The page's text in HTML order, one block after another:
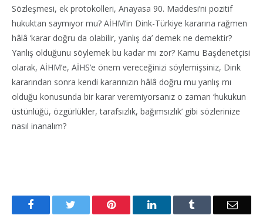
Sözleşmesi, ek protokolleri, Anayasa 90. Maddesi’ni pozitif
hukuktan saymıyor mu? AİHM’in Dink-Türkiye kararına rağmen
hâlâ ‘karar doğru da olabilir, yanlış da’ demek ne demektir?
Yanlış olduğunu söylemek bu kadar mı zor? Kamu Başdenetçisi
olarak, AİHM’e, AİHS’e önem vereceğinizi söylemişsiniz, Dink
kararından sonra kendi kararınızın hâlâ doğru mu yanlış mı
olduğu konusunda bir karar veremiyorsanız o zaman ‘hukukun
üstünlüğü, özgürlükler, tarafsızlık, bağımsızlık’ gibi sözlerinize
nasıl inanalım?
Facebook Pinterest LinkedIn Email